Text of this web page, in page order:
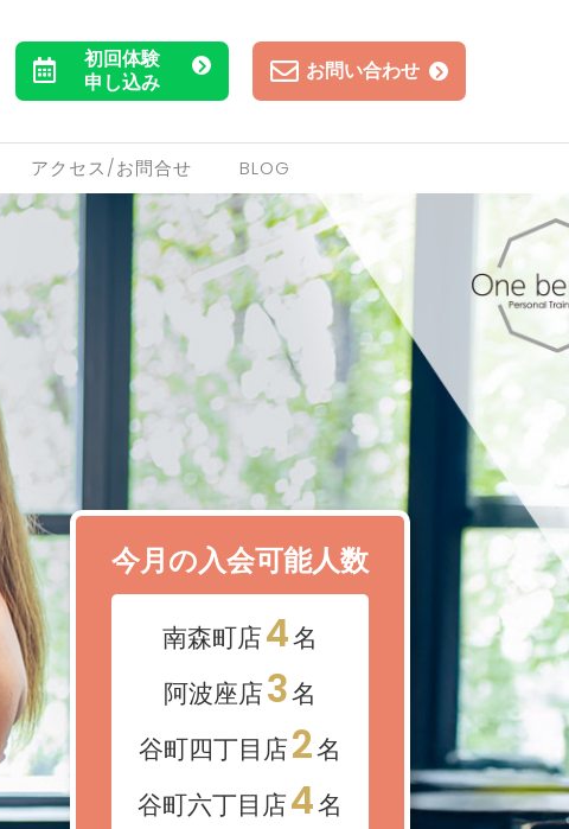
初回体験
申し込み
お問い合わせ
アクセス/お問合せ BLOG
今月の入会可能人数
南森町店4名
阿波座店3名
谷町四丁目店2名
谷町六丁目店4名